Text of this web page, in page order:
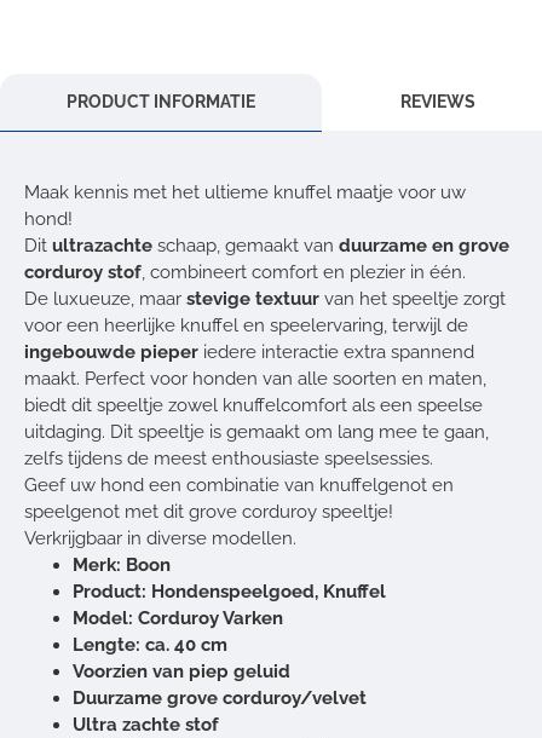
PRODUCT INFORMATIE REVIEWS
Maak kennis met het ultieme knuffel maatje voor uw
hond!
Dit ultrazachte schaap, gemaakt van duurzame en grove
corduroy stof, combineert comfort en plezier in één.
De luxueuze, maar stevige textuur van het speeltje zorgt
voor een heerlijke knuffel en speelervaring, terwijl de
ingebouwde pieper iedere interactie extra spannend
maakt. Perfect voor honden van alle soorten en maten,
biedt dit speeltje zowel knuffelcomfort als een speelse
uitdaging. Dit speeltje is gemaakt om lang mee te gaan,
zelfs tijdens de meest enthousiaste speelsessies.
Geef uw hond een combinatie van knuffelgenot en
speelgenot met dit grove corduroy speeltje!
Verkrijgbaar in diverse modellen.
Merk: Boon
Product: Hondenspeelgoed, Knuffel
Model: Corduroy Varken
Lengte: ca. 40 cm
Voorzien van piep geluid
Duurzame grove corduroy/velvet
Ultra zachte stof